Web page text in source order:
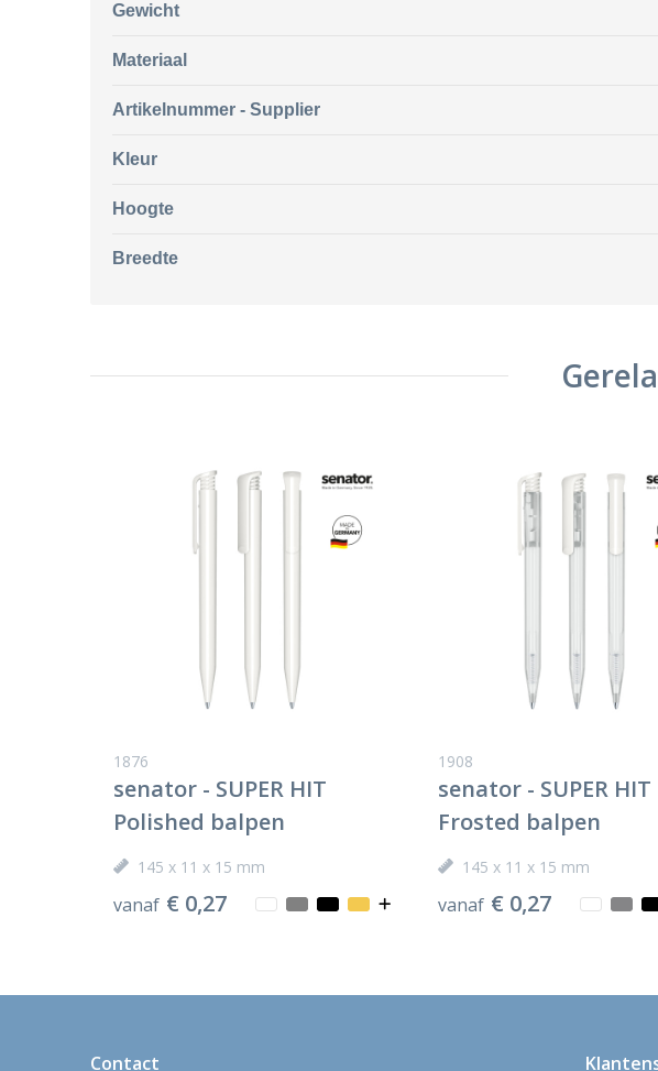
Gewicht
Materiaal
Artikelnummer - Supplier
Kleur
Hoogte
Breedte
1876
senator - SUPER HIT
Polished balpen
145 x 11 x 15 mm
vanaf € 0,27
1908
senator - SUPER HIT
Frosted balpen
145 x 11 x 15 mm
vanaf € 0,27
Contact